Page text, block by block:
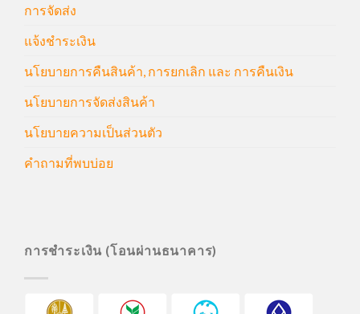
การจัดส่ง
แจ้งชำระเงิน
นโยบายการคืนสินค้า, การยกเลิก และ การคืนเงิน
นโยบายการจัดส่งสินค้า
นโยบายความเป็นส่วนตัว
คำถามที่พบบ่อย
การชำระเงิน (โอนผ่านธนาคาร)